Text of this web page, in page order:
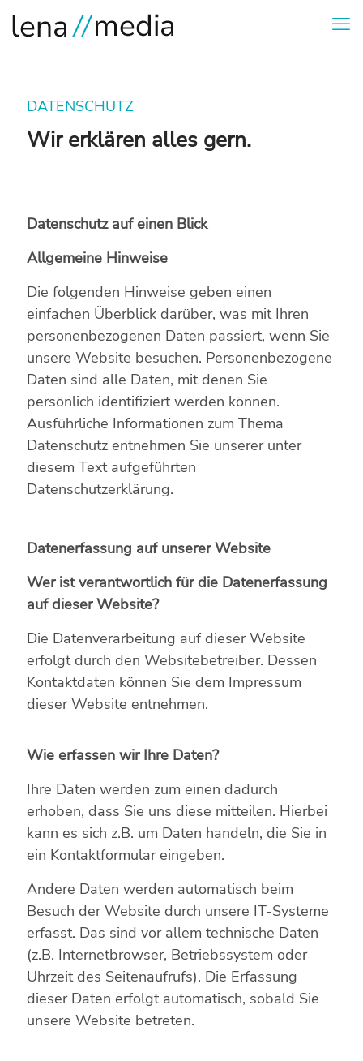
DATENSCHUTZ
Wir erklären alles gern.
Datenschutz auf einen Blick
Allgemeine Hinweise
Die folgenden Hinweise geben einen
einfachen Überblick darüber, was mit Ihren
personenbezogenen Daten passiert, wenn Sie
unsere Website besuchen. Personenbezogene
Daten sind alle Daten, mit denen Sie
persönlich identifiziert werden können.
Ausführliche Informationen zum Thema
Datenschutz entnehmen Sie unserer unter
diesem Text aufgeführten
Datenschutzerklärung.
Datenerfassung auf unserer Website
Wer ist verantwortlich für die Datenerfassung
auf dieser Website?
Die Datenverarbeitung auf dieser Website
erfolgt durch den Websitebetreiber. Dessen
Kontaktdaten können Sie dem Impressum
dieser Website entnehmen.
Wie erfassen wir Ihre Daten?
Ihre Daten werden zum einen dadurch
erhoben, dass Sie uns diese mitteilen. Hierbei
kann es sich z.B. um Daten handeln, die Sie in
ein Kontaktformular eingeben.
Andere Daten werden automatisch beim
Besuch der Website durch unsere IT-Systeme
erfasst. Das sind vor allem technische Daten
(z.B. Internetbrowser, Betriebssystem oder
Uhrzeit des Seitenaufrufs). Die Erfassung
dieser Daten erfolgt automatisch, sobald Sie
unsere Website betreten.